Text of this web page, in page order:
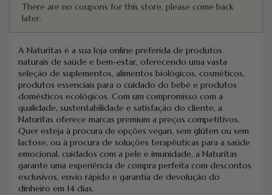
There are no coupons for this store, please come back
later.
A Naturitas é a sua loja online preferida de produtos
naturais de saúde e bem-estar, oferecendo uma vasta
seleção de suplementos, alimentos biológicos, cosméticos,
produtos essenciais para o cuidado do bebé e produtos
domésticos ecológicos. Com um compromisso com a
qualidade, sustentabilidade e satisfação do cliente, a
Naturitas oferece marcas premium a preços competitivos.
Quer esteja à procura de opções vegan, sem glúten ou sem
lactose, ou à procura de soluções terapêuticas para a saúde
emocional, cuidados com a pele e imunidade, a Naturitas
garante uma experiência de compra perfeita com descontos
exclusivos, envio rápido e garantia de devolução do
dinheiro em 14 dias.